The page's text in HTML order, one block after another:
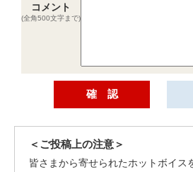
コメント
(全角500文字まで)
＜ご投稿上の注意＞
皆さまから寄せられたホットボイス